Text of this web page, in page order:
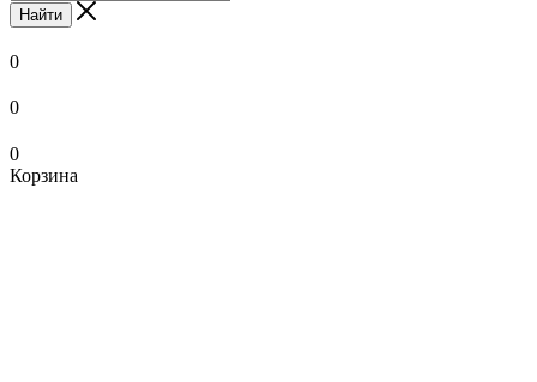
Найти
0
0
0
Корзина